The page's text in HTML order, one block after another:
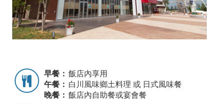
早餐： 飯店內享用
午餐： 白川風味鄉土料理 或 日式風味餐
晚餐： 飯店內自助餐或宴會餐